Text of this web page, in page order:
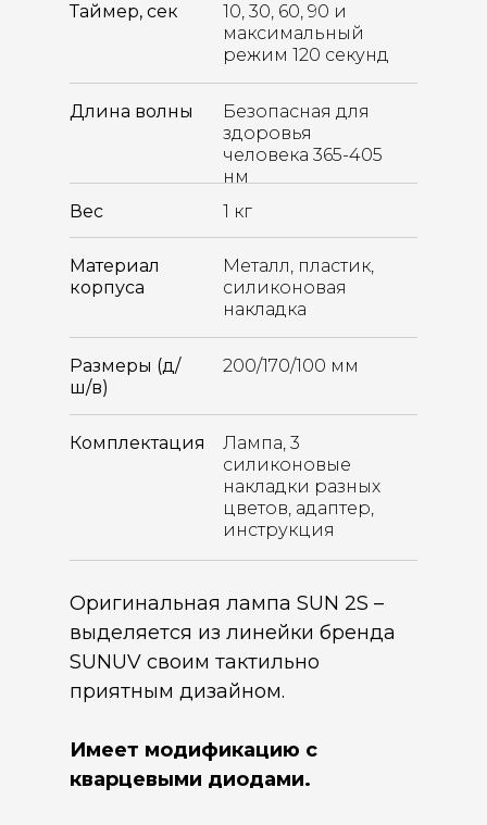
Вес
Материал
корпуса
Таймер, сек
Длина волны
1 кг
Металл, пластик,
силиконовая
накладка
10, 30, 60, 90 и
максимальный
режим 120 секунд
Безопасная для
здоровья
человека 365-405
нм
Размеры (д/
ш/в)
Комплектация
200/170/100 мм
Лампа, 3
силиконовые
накладки разных
цветов, адаптер,
инструкция
Оригинальная лампа SUN 2S –
выделяется из линейки бренда
SUNUV своим тактильно
приятным дизайном.
Имеет модификацию с
кварцевыми диодами.